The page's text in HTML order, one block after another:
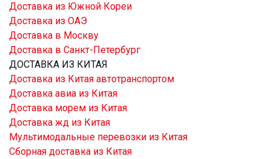
Доставка из Южной Кореи
Доставка из ОАЭ
Доставка в Москву
Доставка в Санкт-Петербург
ДОСТАВКА ИЗ КИТАЯ
Доставка из Китая автотранспортом
Доставка авиа из Китая
Доставка морем из Китая
Доставка жд из Китая
Мультимодальные перевозки из Китая
Сборная доставка из Китая